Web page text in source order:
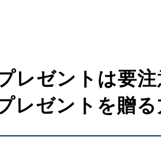
レゼントは要
レゼントを贈る